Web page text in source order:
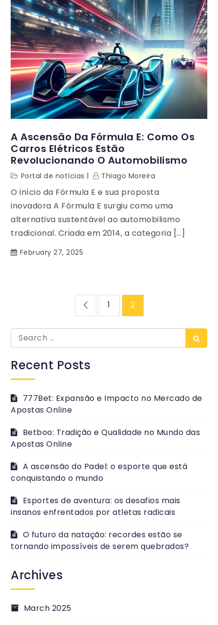
A Ascensão Da Fórmula E: Como Os
Carros Elétricos Estão
Revolucionando O Automobilismo
Portal de notícias Thiago Moreira
O início da Fórmula E e sua proposta
inovadora A Fórmula E surgiu como uma
alternativa sustentável ao automobilismo
tradicional. Criada em 2014, a categoria […]
February 27, 2025
pagination
1 2
Search
for:
Recent Posts
777Bet: Expansão e Impacto no Mercado de
Apostas Online
Betboo: Tradição e Qualidade no Mundo das
Apostas Online
A ascensão do Padel: o esporte que está
conquistando o mundo
Esportes de aventura: os desafios mais
insanos enfrentados por atletas radicais
O futuro da natação: recordes estão se
tornando impossíveis de serem quebrados?
Archives
March 2025